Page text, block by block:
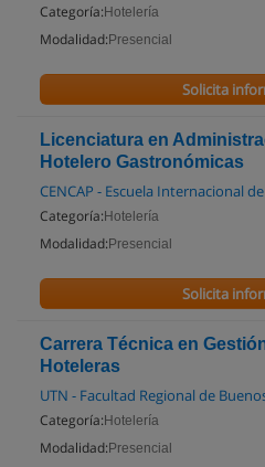
Categoría: Hotelería
Modalidad: Presencial
Solicita
Licenciatura en
Hotelero Gastronómicas
CENCAP - Escuela Internacional
Categoría: Hotelería
Modalidad: Presencial
Solicita
Carrera Técnica en
Hoteleras
UTN - Facultad Regional de
Categoría: Hotelería
Modalidad: Presencial